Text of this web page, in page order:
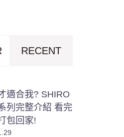
RECENT
適合我? SHIRO
列完整介紹 看完
包回家!